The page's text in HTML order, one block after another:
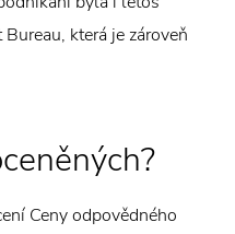
která je zároveň
Ceny odpovědného